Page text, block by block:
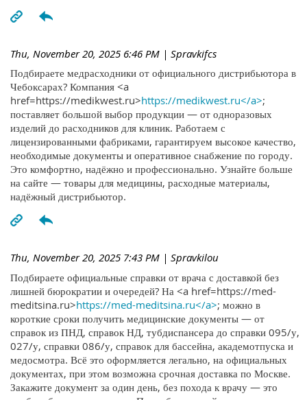
Thu, November 20, 2025 6:46 PM | Spravkifcs
Подбираете медрасходники от официального дистрибьютора в
Чебоксарах? Компания <a
href=https://medikwest.ru>https://medikwest.ru</a>;
поставляет большой выбор продукции — от одноразовых
изделий до расходников для клиник. Работаем с
лицензированными фабриками, гарантируем высокое качество,
необходимые документы и оперативное снабжение по городу.
Это комфортно, надёжно и профессионально. Узнайте больше
на сайте — товары для медицины, расходные материалы,
надёжный дистрибьютор.
Thu, November 20, 2025 7:43 PM | Spravkilou
Подбираете официальные справки от врача с доставкой без
лишней бюрократии и очередей? На <a href=https://med-
meditsina.ru>https://med-meditsina.ru</a>; можно в
короткие сроки получить медицинские документы — от
справок из ПНД, справок НД, тубдиспансера до справки 095/у,
027/у, справки 086/у, справок для бассейна, академотпуска и
медосмотра. Всё это оформляется легально, на официальных
документах, при этом возможна срочная доставка по Москве.
Закажите документ за один день, без похода к врачу — это